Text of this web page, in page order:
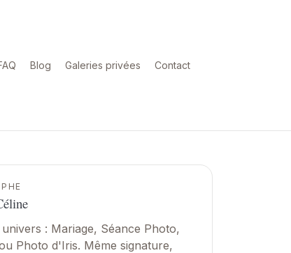
Blog Galeries privées Contact
: Mariage, Séance Photo,
Photo d'Iris. Même signature,